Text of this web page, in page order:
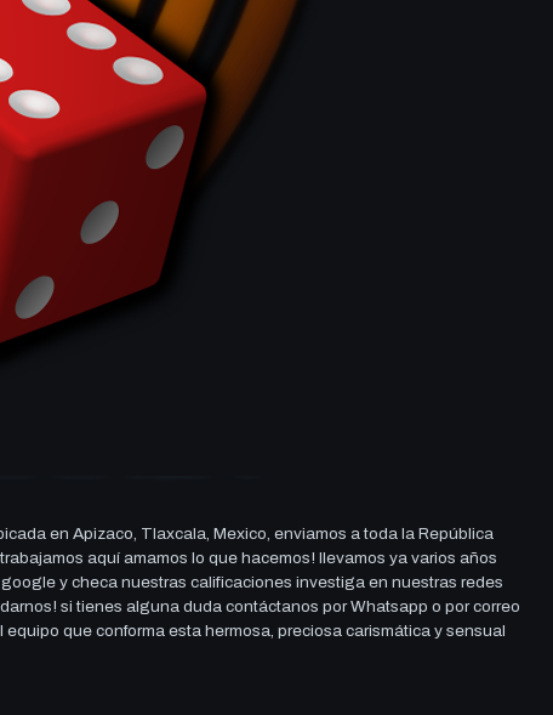
en Apizaco, Tlaxcala, Mexico, enviamos a toda la República
aquí amamos lo que hacemos! llevamos ya varios años
y checa nuestras calificaciones investiga en nuestras redes
si tienes alguna duda contáctanos por Whatsapp o por correo
que conforma esta hermosa, preciosa carismática y sensual